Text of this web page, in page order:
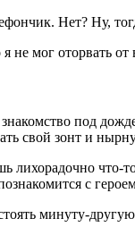
Нет? Ну,
мог оторвать
под
свой зонт и
с
минуту-